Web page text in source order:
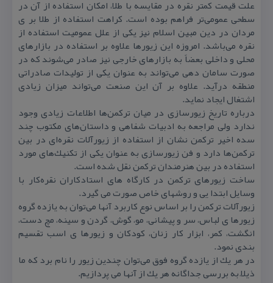
علت قیمت كمتر نقره در مقایسه با طلا، امكان استفاده از آن در
سطحی عمومی‌تر فراهم بوده است. كراهت استفاده از طلا بر ی
مردان در دین مبین اسلام نیز یكی از علل عمومیت استفاده از
نقره می‌باشد. امروزه این زیورها علاوه بر استفاده در بازارهای
محلی و داخلی بعضاً به بازارهای خارجی نیز صادر می‌شوند كه در
صورت سامان دهی می‌تواند به عنوان یكی از تولیدات صادراتی
منطقه درآید. علاوه بر آن این صنعت می‌تواند میزان زیادی
اشتغال ایجاد نماید.
درباره تاریخ زیورسازی در میان تركمن‌ها اطلاعات زیادی وجود
ندارد ولی مراجعه به ادبیات شفاهی و داستان‌های مكتوب چند
سده اخیر تركمن نشان از استفاده از زیورآلات نقره‌ای در بین
تركمن‌ها دارد و فن زیورسازی به عنوان یكی از تكنیك‌های مورد
استفاده در بین هنرمندان تركمن نقل شده است.
ساخت زیورهای تركمن در كارگاه های استادكاران نقره‌كار با
وسایل ابتدا یی و روشهای خاص صورت می گیرد.
زیورآلات تركمن را بر اساس نوع كاربرد آنها می‌توان به یازده گروه
زیورها ی لباس، سر و پیشانی، مو، گوش، گردن و سینه، مچ دست،
انگشت، كمر، ابزار كار زنان، كودكان و زیورها ی اسب تقسیم‌
بندی نمود.
در هر یك از یازده گروه فوق می‌توان چندین زیور را نام برد كه ما
ذیلاً به بررسی جداگانه هر یك از آنها می ‌پردازیم.